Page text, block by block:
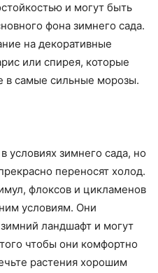
и могут быть
фона зимнего сада.
на декоративные
или спирея, которые
в самые сильные морозы.
условиях зимнего сада, но
переносят холод.
флоксов и цикламенов
условиям. Они
ландшафт и могут
чтобы они комфортно
растения хорошим